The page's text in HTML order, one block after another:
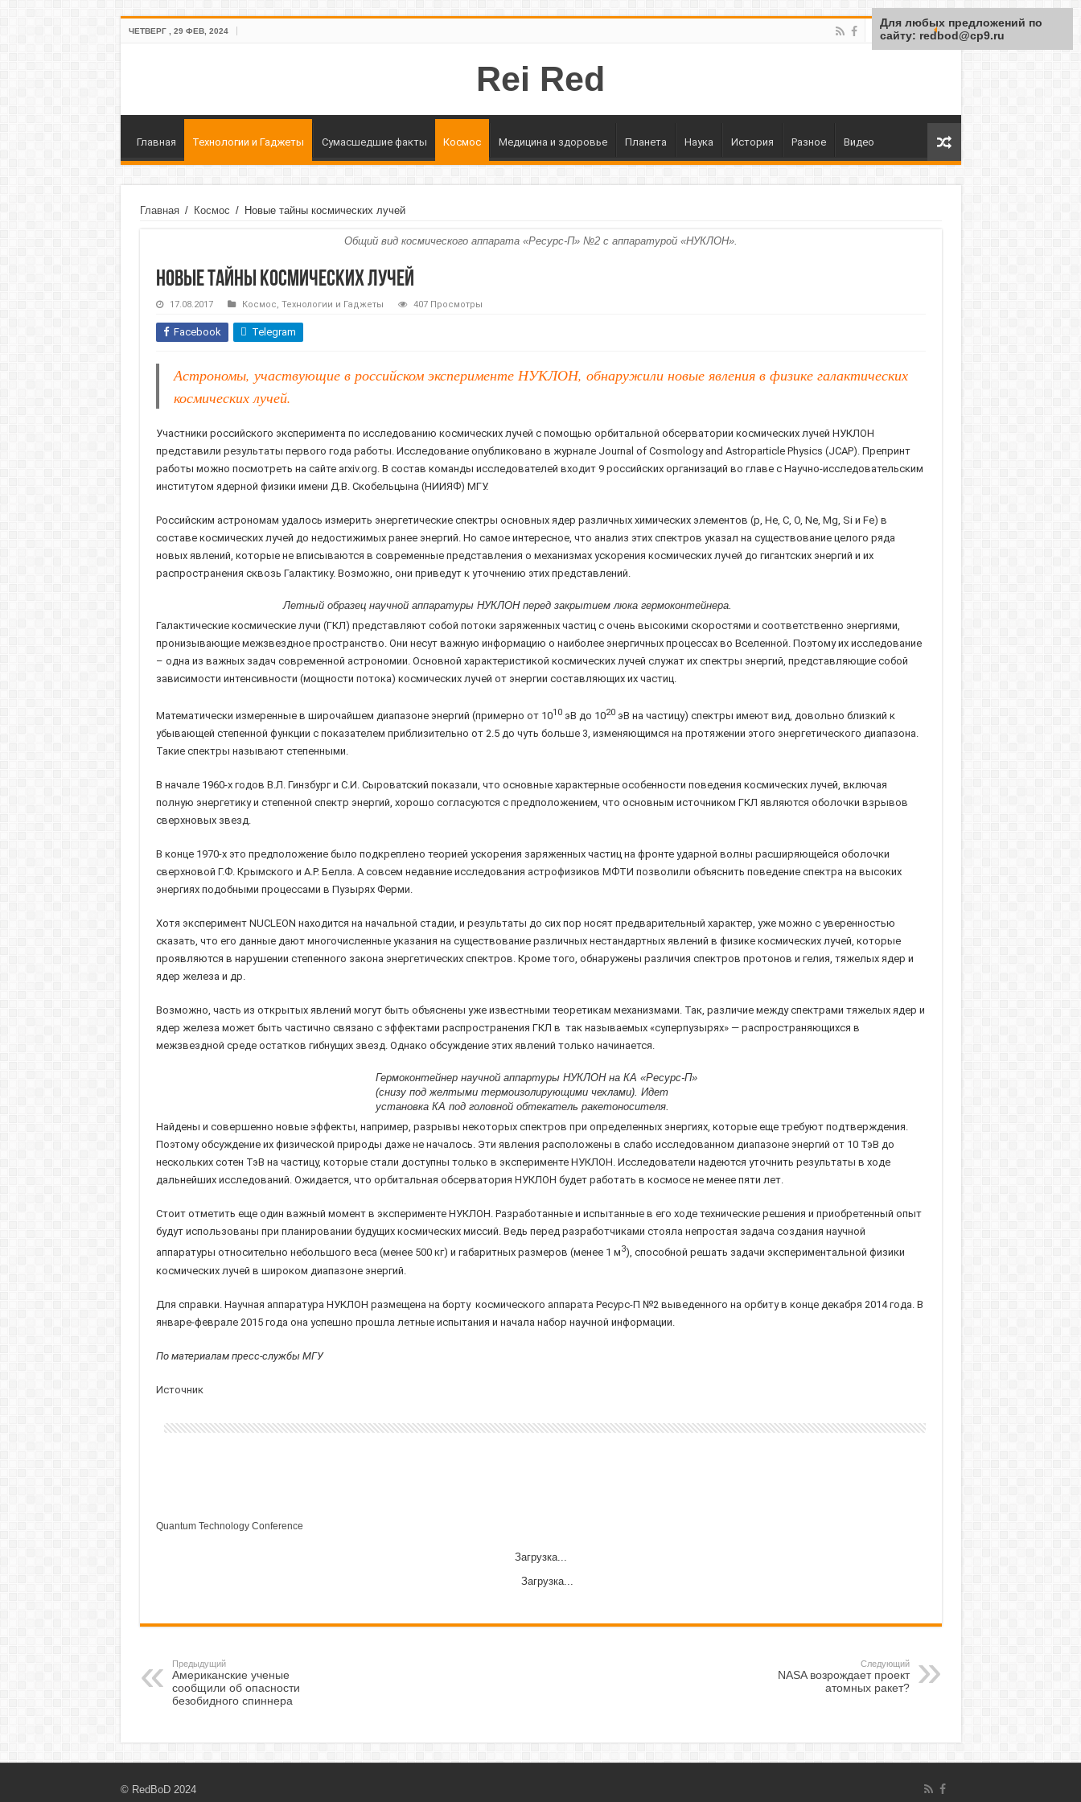
ЧЕТВЕРГ , 29 ФЕВ, 2024
Rei Red
Главная Технологии и Гаджеты Сумасшедшие факты Космос Медицина и здоровье Планета Наука История Разное Видео
Главная / Космос / Новые тайны космических лучей
Общий вид космического аппарата «Ресурс-П» №2 с аппаратурой «НУКЛОН».
Новые тайны космических лучей
17.08.2017 Космос, Технологии и Гаджеты 407 Просмотры
Facebook Telegram
Астрономы, участвующие в российском эксперименте НУКЛОН, обнаружили новые явления в физике галактических
космических лучей.
Участники российского эксперимента по исследованию космических лучей с помощью орбитальной обсерватории космических лучей НУКЛОН
представили результаты первого года работы. Исследование опубликовано в журнале Journal of Cosmology and Astroparticle Physics (JCAP). Препринт
работы можно посмотреть на сайте arxiv.org. В состав команды исследователей входит 9 российских организаций во главе с Научно-исследовательским
институтом ядерной физики имени Д.В. Скобельцына (НИИЯФ) МГУ.
Российским астрономам удалось измерить энергетические спектры основных ядер различных химических элементов (p, He, C, O, Ne, Mg, Si и Fe) в
составе космических лучей до недостижимых ранее энергий. Но самое интересное, что анализ этих спектров указал на существование целого ряда
новых явлений, которые не вписываются в современные представления о механизмах ускорения космических лучей до гигантских энергий и их
распространения сквозь Галактику. Возможно, они приведут к уточнению этих представлений.
Летный образец научной аппаратуры НУКЛОН перед закрытием люка гермоконтейнера.
Галактические космические лучи (ГКЛ) представляют собой потоки заряженных частиц с очень высокими скоростями и соответственно энергиями,
пронизывающие межзвездное пространство. Они несут важную информацию о наиболее энергичных процессах во Вселенной. Поэтому их исследование
– одна из важных задач современной астрономии. Основной характеристикой космических лучей служат их спектры энергий, представляющие собой
зависимости интенсивности (мощности потока) космических лучей от энергии составляющих их частиц.
Математически измеренные в широчайшем диапазоне энергий (примерно от 1010эВ до 1020эВ на частицу) спектры имеют вид, довольно близкий к
убывающей степенной функции с показателем приблизительно от 2.5 до чуть больше 3, изменяющимся на протяжении этого энергетического диапазона.
Такие спектры называют степенными.
В начале 1960-х годов В.Л. Гинзбург и С.И. Сыроватский показали, что основные характерные особенности поведения космических лучей, включая
полную энергетику и степенной спектр энергий, хорошо согласуются с предположением, что основным источником ГКЛ являются оболочки взрывов
сверхновых звезд.
В конце 1970-х это предположение было подкреплено теорией ускорения заряженных частиц на фронте ударной волны расширяющейся оболочки
сверхновой Г.Ф. Крымского и А.Р. Белла. А совсем недавние исследования астрофизиков МФТИ позволили объяснить поведение спектра на высоких
энергиях подобными процессами в Пузырях Ферми.
Хотя эксперимент NUCLEON находится на начальной стадии, и результаты до сих пор носят предварительный характер, уже можно с уверенностью
сказать, что его данные дают многочисленные указания на существование различных нестандартных явлений в физике космических лучей, которые
проявляются в нарушении степенного закона энергетических спектров. Кроме того, обнаружены различия спектров протонов и гелия, тяжелых ядер и
ядер железа и др.
Возможно, часть из открытых явлений могут быть объяснены уже известными теоретикам механизмами. Так, различие между спектрами тяжелых ядер и
ядер железа может быть частично связано с эффектами распространения ГКЛ в так называемых «суперпузырях» — распространяющихся в
межзвездной среде остатков гибнущих звезд. Однако обсуждение этих явлений только начинается.
Гермоконтейнер научной аппартуры НУКЛОН на КА «Ресурс-П»
(снизу под желтыми термоизолирующими чехлами). Идет
установка КА под головной обтекатель ракетоносителя.
Найдены и совершенно новые эффекты, например, разрывы некоторых спектров при определенных энергиях, которые еще требуют подтверждения.
Поэтому обсуждение их физической природы даже не началось. Эти явления расположены в слабо исследованном диапазоне энергий от 10 ТэВ до
нескольких сотен ТэВ на частицу, которые стали доступны только в эксперименте НУКЛОН. Исследователи надеются уточнить результаты в ходе
дальнейших исследований. Ожидается, что орбитальная обсерватория НУКЛОН будет работать в космосе не менее пяти лет.
Стоит отметить еще один важный момент в эксперименте НУКЛОН. Разработанные и испытанные в его ходе технические решения и приобретенный опыт
будут использованы при планировании будущих космических миссий. Ведь перед разработчиками стояла непростая задача создания научной
аппаратуры относительно небольшого веса (менее 500 кг) и габаритных размеров (менее 1 м3), способной решать задачи экспериментальной физики
космических лучей в широком диапазоне энергий.
Для справки. Научная аппаратура НУКЛОН размещена на борту космического аппарата Ресурс-П №2 выведенного на орбиту в конце декабря 2014 года. В
январе-феврале 2015 года она успешно прошла летные испытания и начала набор научной информации.
По материалам пресс-службы МГУ
Источник
Quantum Technology Conference
Загрузка...
Загрузка...
Предыдущий
Американские ученые
сообщили об опасности
безобидного спиннера
Следующий
NASA возрождает проект
атомных ракет?
© RedBoD 2024
Для любых предложений по
сайту: redbod@cp9.ru